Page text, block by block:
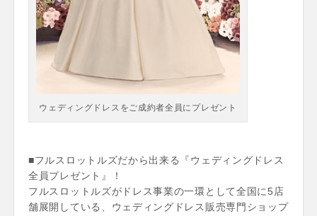
ウェディングドレスをご成約者全員にプレゼント
■フルスロットルズだから出来る『ウェディングドレス
全員プレゼント』！
フルスロットルズがドレス事業の一環として全国に5店
舗展開している、ウェディングドレス販売専門ショップ